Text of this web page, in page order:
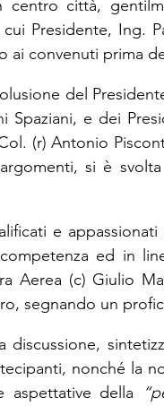
centro città,
Presidente, Ing.
ai convenuti prima
del
Spaziani, e dei
(r) Antonio
si è
e
ed in
Aerea (c) Giulio
segnando un
discussione,
nonché la
aspettative della